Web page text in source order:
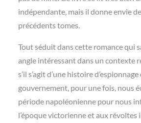
indépendante, mais il donne envie
précédents tomes.
Tout séduit dans cette romance qui
angle intéressant dans un contexte
s’il s’agit d’une histoire
gouvernement, pour une fois, nous
période napoléonienne pour nous
l’époque victorienne et aux révoltes